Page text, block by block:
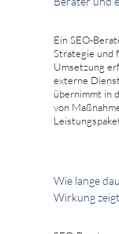
Ein SEO-
Strategie und
Umsetzung
externe
übernimmt in
von
Wie lange
Wirkung